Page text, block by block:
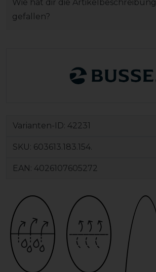
Wie hat dir die Artikelbeschreibung
gefallen?
Varianten-ID: 42231
SKU: 603613.183.154.
EAN: 4026107605272